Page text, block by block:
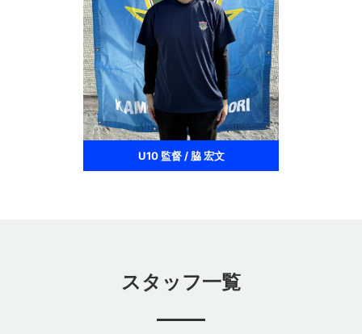
U10 監督 / 脇 宏文
スタッフ一覧